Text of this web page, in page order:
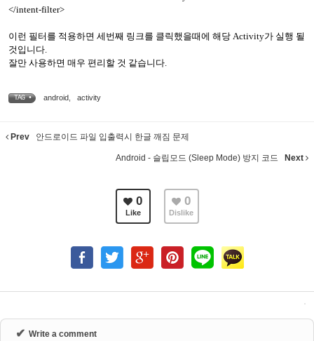
</intent-filter>
이런 필터를 적용하면 세번째 링크를 클릭했을때에 해당 Activity가 실행 될
것입니다.
잘만 사용하면 매우 편리할 것 같습니다.
TAG • android activity
Prev 안드로이드 파일 입출력시 한글 깨짐 문제
Android - 슬립모드 (Sleep Mode) 방지 코드 Next
0
Like
0
Dislike
✔ Write a comment